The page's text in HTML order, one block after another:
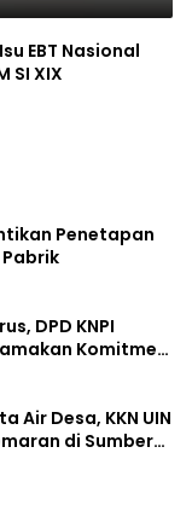
EBT Nasional
SI XIX
Penetapan
DPD KNPI
Komitmen
Air Desa, KKN UIN
di Sumber